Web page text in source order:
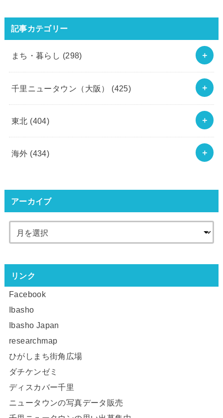
記事カテゴリー
まち・暮らし (298)
千里ニュータウン（大阪） (425)
東北 (404)
海外 (434)
アーカイブ
リンク
Facebook
Ibasho
Ibasho Japan
researchmap
ひがしまち街角広場
ダチケンゼミ
ディスカバー千里
ニュータウンの写真データ販売